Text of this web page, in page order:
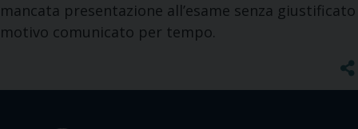
mancata presentazione all’esame senza giustificato
motivo comunicato per tempo.